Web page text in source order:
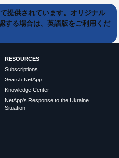
提供されています。オリジナル
する場合は、英語版をご利用くだ
RESOURCES
Subscriptions
Search NetApp
Knowledge Center
NetApp's Response to the Ukraine
Situation